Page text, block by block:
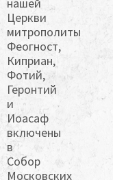
Церкви
митрополиты
Феогност,
Киприан,
Фотий,
Геронтий
и
Иоасаф
включены
в
Собор
Московских